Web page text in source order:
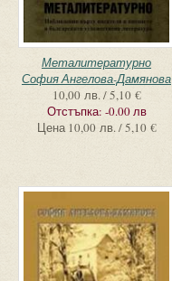
Металитературно
София Ангелова-Дамянова
10,00 лв. / 5,10 €
Отстъпка: -0.00 лв
Цена 10,00 лв. / 5,10 €